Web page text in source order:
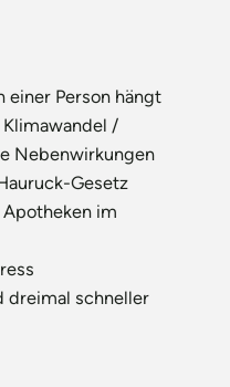
einer Person hängt
/
Nebenwirkungen
Gesetz
im
dreimal schneller